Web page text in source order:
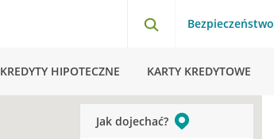
Bezpieczeństwo
KREDYTY HIPOTECZNE KARTY KREDYTOWE
Jak dojechać?